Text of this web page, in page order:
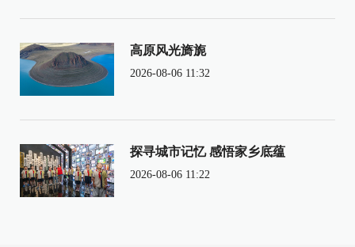
高原风光旖旎
2026-08-06 11:32
探寻城市记忆 感悟家乡底蕴
2026-08-06 11:22